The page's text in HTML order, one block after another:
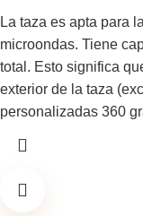
La taza es apta para
microondas. Tiene
total. Esto significa
exterior de la taza
personalizadas 360